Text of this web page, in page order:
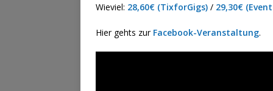
Wieviel: 28,60€ (TixforGigs) / 29,30€
Hier gehts zur Facebook-Veranstaltung.